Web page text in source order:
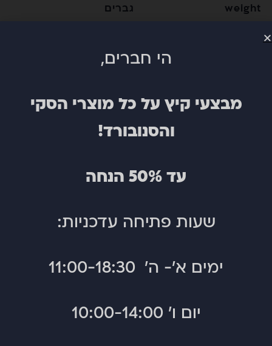
weight
ריפוד בעובי בינוני
גברים
בידוד
ThermacoreECO
עור
גברים
הי חברים,
מבצעי קיץ על כל מוצרי הסקי
והסנובורד!
עד 50% הנחה
שעות פתיחה עדכניות:
ימים א'- ה' 11:00-18:30
יום ו' 10:00-14:00